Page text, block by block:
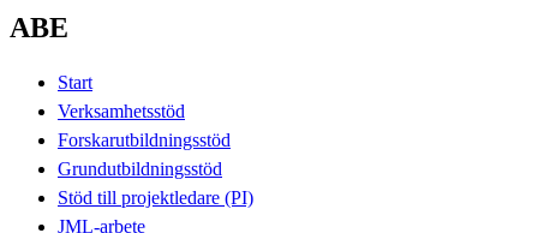
ABE
Start
Verksamhetsstöd
Forskarutbildningsstöd
Grundutbildningsstöd
Stöd till projektledare (PI)
JML-arbete